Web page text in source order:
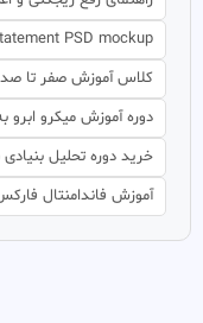
PSD mockup
کلاس آموزش صفر تا
دوره آموزش میکرو ابرو
خرید دوره تحلیل
آموزش فاندامنتال